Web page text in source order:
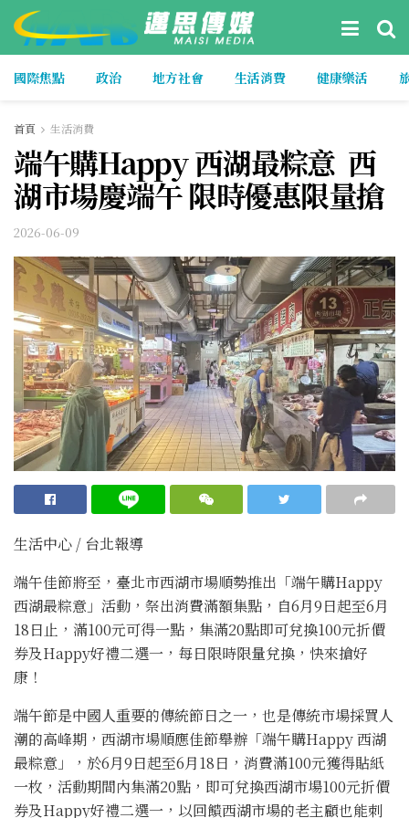
國際焦點 政治 地方社會 生活消費 健康樂活
首頁 生活消費
端午購Happy 西湖最粽意 西
湖市場慶端午 限時優惠限量搶
2026-06-09
生活中心 / 台北報導
端午佳節將至，臺北市西湖市場順勢推出「端午購Happy
西湖最粽意」活動，祭出消費滿額集點，自6月9日起至6月
18日止，滿100元可得一點，集滿20點即可兌換100元折價
券及Happy好禮二選一，每日限時限量兌換，快來搶好
康！
端午節是中國人重要的傳統節日之一，也是傳統市場採買人
潮的高峰期，西湖市場順應佳節舉辦「端午購Happy 西湖
最粽意」，於6月9日起至6月18日，消費滿100元獲得貼紙
一枚，活動期間內集滿20點，即可兌換西湖市場100元折價
券及Happy好禮二選一，以回饋西湖市場的老主顧也能刺